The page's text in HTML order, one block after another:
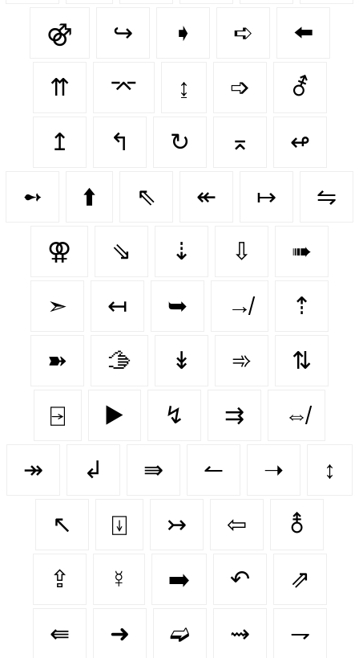
⚣ ↪️ ➧ ➪ ⬅️
⇈ ⌤ ↨ ➩ ⚦
↥ ↰ ↻ ⌅ ↫
➻ ⬆️ ⇖ ↞ ↦ ⇋
⚢ ⇘ ⇣ ⇩ ➠
➣ ↤ ➥ ↛ ⇡
➽ 🫱 ↡ ➾ ⇅
⍈ ▶️ ↯ ⇉ ⇎
↠ ↲ ⇛ ↼ ➝ ↕️
↖ ⍗ ↣ ⇦ ⚨
⇪ ☿ ➡️ ↶ ⇗
⇚ ➜ ➫ ⇝ ⇁